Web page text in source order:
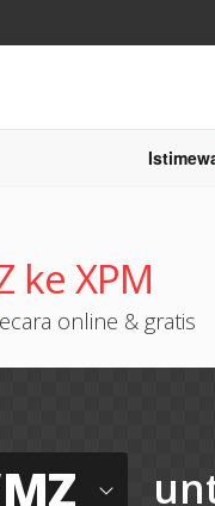
ke XPM
online & gratis